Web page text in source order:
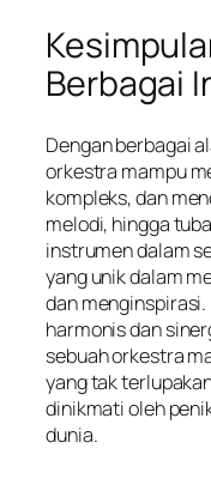
Berbagai
Dengan berbagai
orkestra mampu
kompleks, dan
melodi, hingga
instrumen dalam
yang unik dalam
dan
harmonis dan
sebuah orkestra
yang tak
dinikmati oleh
dunia.